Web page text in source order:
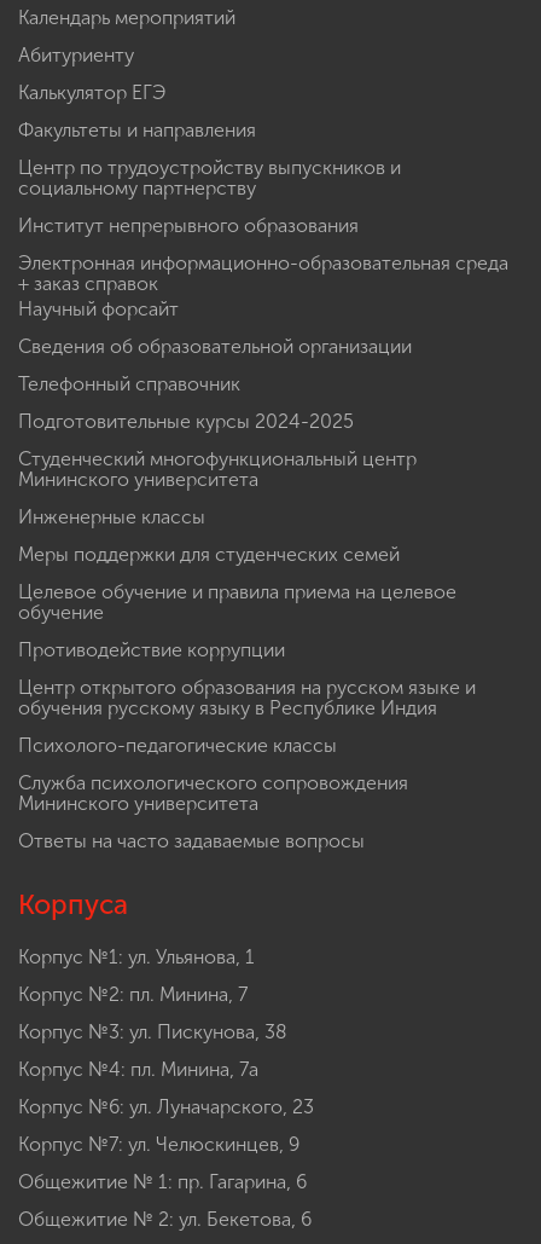
Календарь мероприятий
Абитуриенту
Калькулятор ЕГЭ
Факультеты и направления
Центр по трудоустройству выпускников и
социальному партнерству
Институт непрерывного образования
Электронная информационно-образовательная среда
+ заказ справок
Научный форсайт
Сведения об образовательной организации
Телефонный справочник
Подготовительные курсы 2024-2025
Студенческий многофункциональный центр
Мининского университета
Инженерные классы
Меры поддержки для студенческих семей
Целевое обучение и правила приема на целевое
обучение
Противодействие коррупции
Центр открытого образования на русском языке и
обучения русскому языку в Республике Индия
Психолого-педагогические классы
Служба психологического сопровождения
Мининского университета
Ответы на часто задаваемые вопросы
Корпуса
Корпус №1: ул. Ульянова, 1
Корпус №2: пл. Минина, 7
Корпус №3: ул. Пискунова, 38
Корпус №4: пл. Минина, 7а
Корпус №6: ул. Луначарского, 23
Корпус №7: ул. Челюскинцев, 9
Общежитие № 1: пр. Гагарина, 6
Общежитие № 2: ул. Бекетова, 6